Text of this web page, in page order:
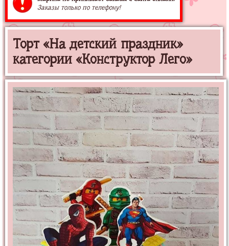
Заказы только по телефону!
Торт «На детский праздник»
категории «Конструктор Лего»